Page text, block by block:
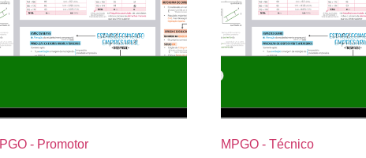
- Promotor MPGO - Técnico